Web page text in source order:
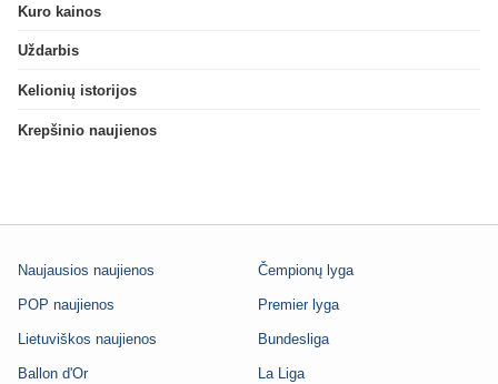
Kuro kainos
Uždarbis
Kelionių istorijos
Krepšinio naujienos
Naujausios naujienos
POP naujienos
Lietuviškos naujienos
Ballon d'Or
Čempionų lyga
Premier lyga
Bundesliga
La Liga